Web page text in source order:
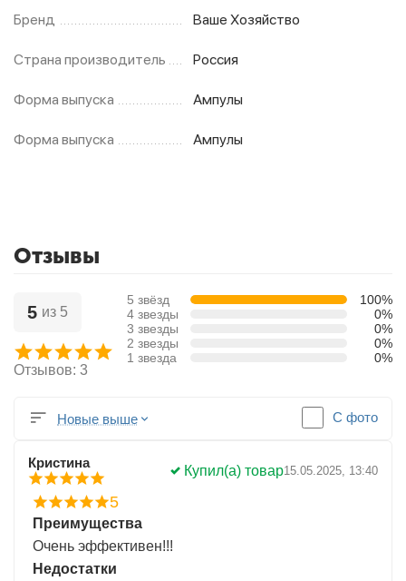
Бренд Ваше Хозяйство
Страна производитель Россия
Форма выпуска Ампулы
Форма выпуска Ампулы
Отзывы
5 из 5
Отзывов: 3
5 звёзд
100%
4 звезды
0%
3 звезды
0%
2 звезды
0%
1 звезда
0%
Новые выше С фото
Кристина Купил(а) товар15.05.2025, 13:40
5
Преимущества
Очень эффективен!!!
Недостатки